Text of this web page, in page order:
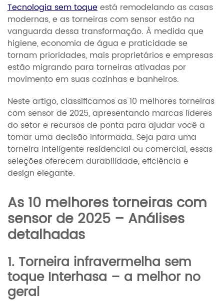
Tecnologia sem toqueestá remodelando as casas
modernas, e as torneiras com sensor estão na
vanguarda dessa transformação. À medida que
higiene, economia de água e praticidade se
tornam prioridades, mais proprietários e empresas
estão migrando para torneiras ativadas por
movimento em suas cozinhas e banheiros.
Neste artigo, classificamos as 10 melhores torneiras
com sensor de 2025, apresentando marcas líderes
do setor e recursos de ponta para ajudar você a
tomar uma decisão informada. Seja para uma
torneira inteligente residencial ou comercial, essas
seleções oferecem durabilidade, eficiência e
design elegante.
As 10 melhores torneiras com
sensor de 2025 – Análises
detalhadas
1. Torneira infravermelha sem
toque Interhasa – a melhor no
geral